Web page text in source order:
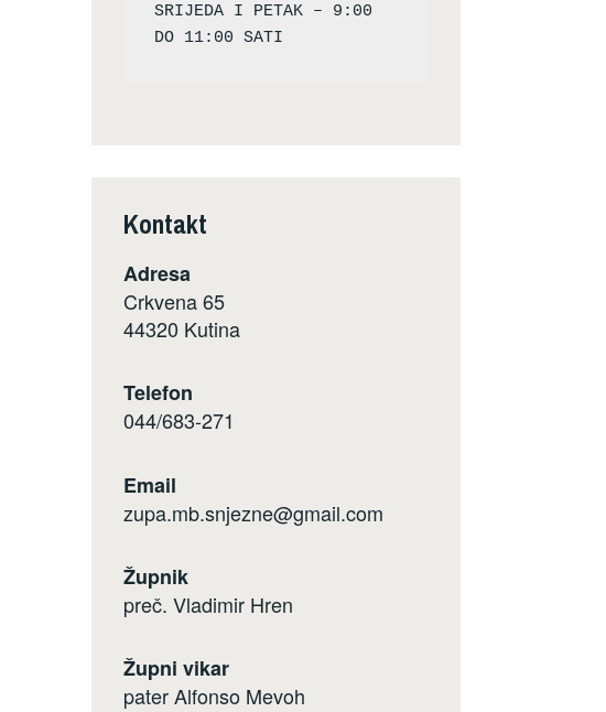
SRIJEDA I PETAK – 9:00
Kontakt
Adresa
Crkvena 65
44320 Kutina
Telefon
044/683-271
Email
zupa.mb.snjezne@gmail.com
Župnik
preč. Vladimir Hren
Župni vikar
pater Alfonso Mevoh